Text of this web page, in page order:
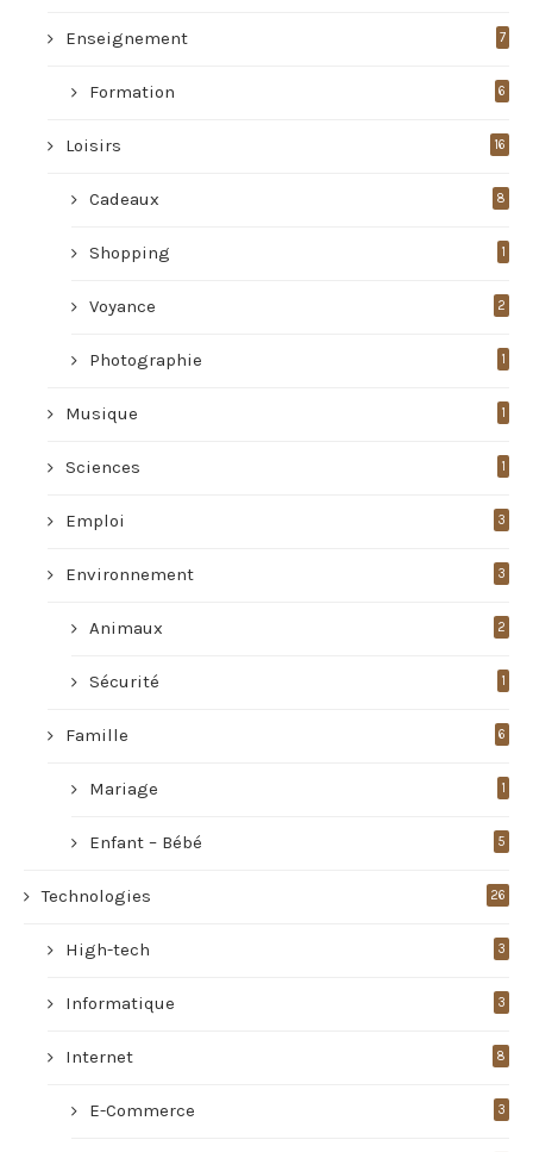
Enseignement 7
Formation 6
Loisirs 16
Cadeaux 8
Shopping 1
Voyance 2
Photographie 1
Musique 1
Sciences 1
Emploi 3
Environnement 3
Animaux 2
Sécurité 1
Famille 6
Mariage 1
Enfant – Bébé 5
Technologies 26
High-tech 3
Informatique 3
Internet 8
E-Commerce 3